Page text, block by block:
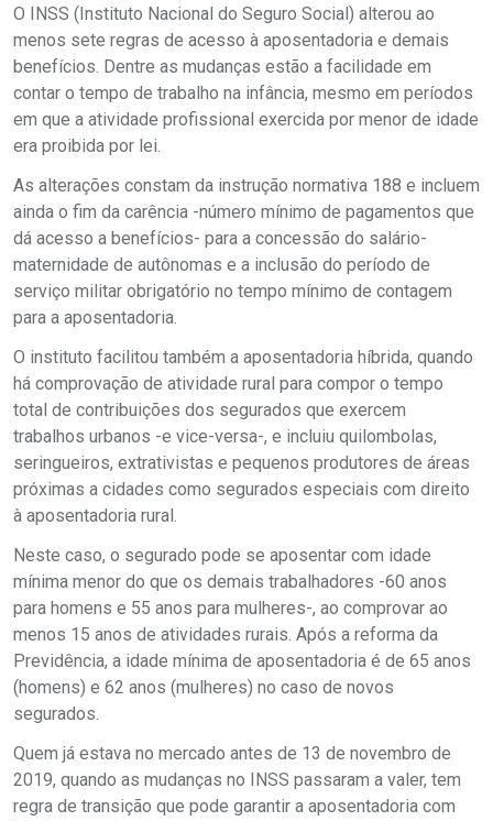
O INSS (Instituto Nacional do Seguro Social) alterou ao
menos sete regras de acesso à aposentadoria e demais
benefícios. Dentre as mudanças estão a facilidade em
contar o tempo de trabalho na infância, mesmo em períodos
em que a atividade profissional exercida por menor de idade
era proibida por lei.
As alterações constam da instrução normativa 188 e incluem
ainda o fim da carência -número mínimo de pagamentos que
dá acesso a benefícios- para a concessão do salário-
maternidade de autônomas e a inclusão do período de
serviço militar obrigatório no tempo mínimo de contagem
para a aposentadoria.
O instituto facilitou também a aposentadoria híbrida, quando
há comprovação de atividade rural para compor o tempo
total de contribuições dos segurados que exercem
trabalhos urbanos -e vice-versa-, e incluiu quilombolas,
seringueiros, extrativistas e pequenos produtores de áreas
próximas a cidades como segurados especiais com direito
à aposentadoria rural.
Neste caso, o segurado pode se aposentar com idade
mínima menor do que os demais trabalhadores -60 anos
para homens e 55 anos para mulheres-, ao comprovar ao
menos 15 anos de atividades rurais. Após a reforma da
Previdência, a idade mínima de aposentadoria é de 65 anos
(homens) e 62 anos (mulheres) no caso de novos
segurados.
Quem já estava no mercado antes de 13 de novembro de
2019, quando as mudanças no INSS passaram a valer, tem
regra de transição que pode garantir a aposentadoria com